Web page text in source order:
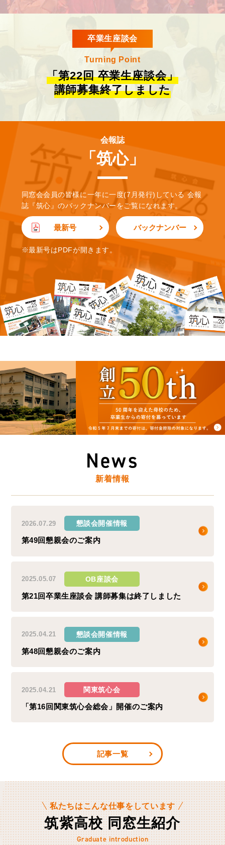
卒業生座談会
Turning Point
「第22回 卒業生座談会」
講師募集終了しました
会報誌
「筑心」
同窓会会員の皆様に一年に一度(7月発行)している 会報
誌『筑心』のバックナンバーをご覧になれます。
最新号 バックナンバー
※最新号はPDFが開きます。
News
新着情報
2026.07.29 懇談会開催情報
第49回懇親会のご案内
2025.05.07 OB座談会
第21回卒業生座談会 講師募集は終了しました
2025.04.21 懇談会開催情報
第48回懇親会のご案内
2025.04.21 関東筑心会
「第16回関東筑心会総会」開催のご案内
記事一覧
私たちはこんな仕事をしています
筑紫高校 同窓生紹介
Graduate introduction